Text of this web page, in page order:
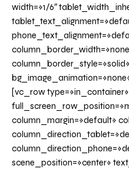
width=»1/6″
column_border_style=»solid»
[vc_row type=»in_container»
column_margin=»default»
scene_position=»center»